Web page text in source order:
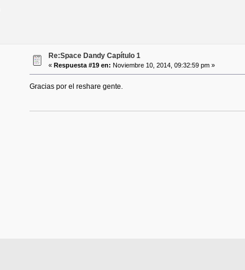
Re:Space Dandy Capítulo 1
« Respuesta #19 en: Noviembre 10, 2014, 09:32:59 pm »
Gracias por el reshare gente.